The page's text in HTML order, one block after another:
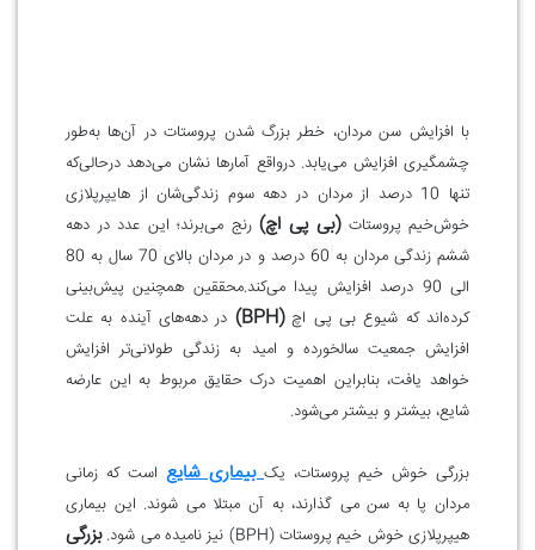
با افزایش سن مردان، خطر بزرگ شدن پروستات در آن‌ها به‌طور
چشمگیری افزایش می‌یابد. درواقع آمارها نشان می‌دهد درحالی‌که
تنها 10 درصد از مردان در دهه سوم زندگی‌شان از هایپرپلازی
خوش‌خیم پروستات(بی پی اچ) رنج می‌برند؛ این عدد در دهه
ششم زندگی مردان به 60 درصد و در مردان بالای 70 سال به 80
الی 90 درصد افزایش پیدا می‌کند.محققین همچنین پیش‌بینی
کرده‌اند که شیوع بی پی اچ(BPH)
در دهه‌های آینده به علت
افزایش جمعیت سالخورده و امید به زندگی طولانی‌تر افزایش
خواهد یافت، بنابراین اهمیت درک حقایق مربوط به این عارضه
شایع، بیشتر و بیشتر می‌شود.
بزرگی خوش خیم پروستات، یکبیماری شایع است که زمانی
مردان پا به سن می گذارند، به آن مبتلا می شوند. این بیماری
هیپرپلازی خوش خیم پروستات (BPH) نیز نامیده می شود.
بزرگی